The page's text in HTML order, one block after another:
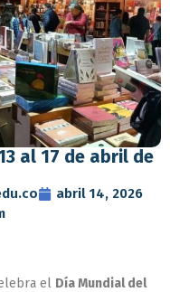
al 17 de abril de
abril 14, 2026
el Día Mundial del